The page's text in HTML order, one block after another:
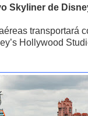
Skyliner de
transportará
Hollywood